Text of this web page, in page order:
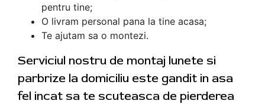
pentru tine;
O livram personal pana la tine acasa;
Te ajutam sa o montezi.
Serviciul nostru de montaj lunete si
parbrize la domiciliu este gandit in asa
fel incat sa te scuteasca de pierderea